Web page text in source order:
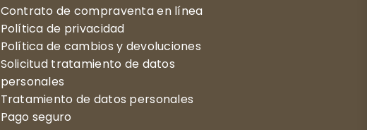
Contrato de compraventa en línea
Política de privacidad
Política de cambios y devoluciones
Solicitud tratamiento de datos
personales
Tratamiento de datos personales
Pago seguro